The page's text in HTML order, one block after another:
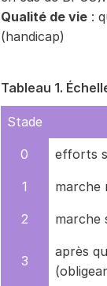
Qualité de vie:
(handicap)
Tableau 1.
Stade
0 efforts
1 marche
2 marche
3
après